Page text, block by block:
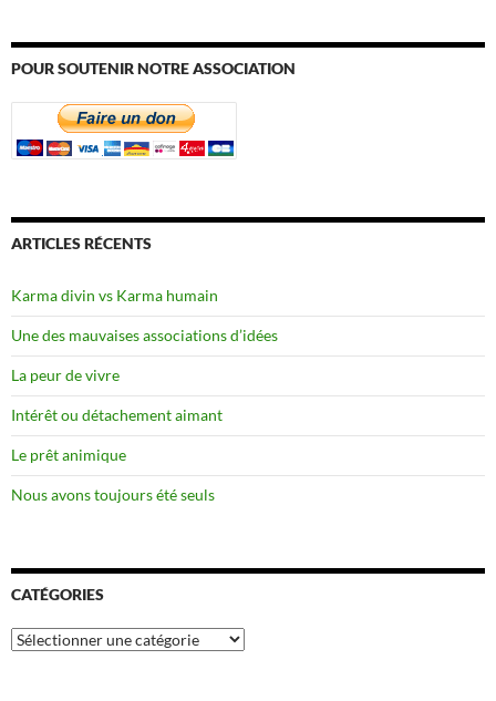
POUR SOUTENIR NOTRE ASSOCIATION
ARTICLES RÉCENTS
Karma divin vs Karma humain
Une des mauvaises associations d’idées
La peur de vivre
Intérêt ou détachement aimant
Le prêt animique
Nous avons toujours été seuls
CATÉGORIES
Catégories